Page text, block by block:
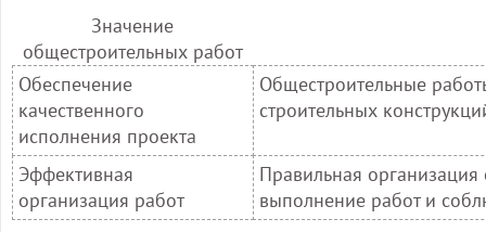
Значение
общестроительных работ
Обеспечение
качественного
исполнения проекта
Общестроительные
строительных
Эффективная
организация работ
Правильная организация
выполнение работ и